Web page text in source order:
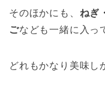
そのほかにも、 ねぎ
ごなども一緒に入っ
どれもかなり美味し